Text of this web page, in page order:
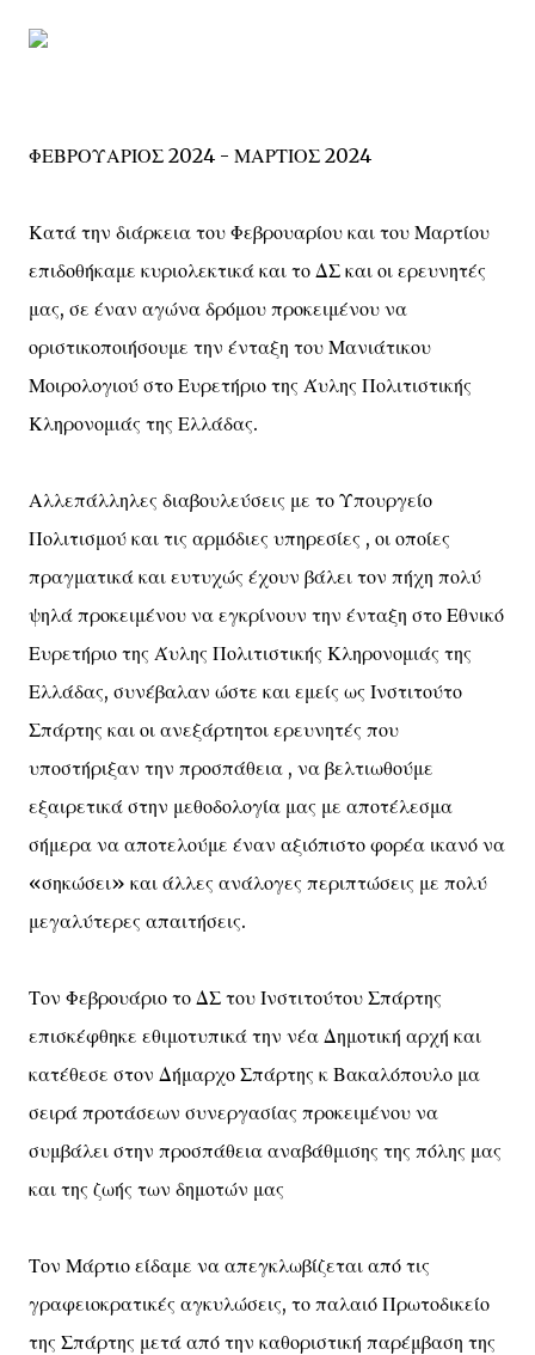
ΦΕΒΡΟΥΑΡΙΟΣ 2024 - ΜΑΡΤΙΟΣ 2024
Κατά την διάρκεια του Φεβρουαρίου και του Μαρτίου
επιδοθήκαμε κυριολεκτικά και το ΔΣ και οι ερευνητές
μας, σε έναν αγώνα δρόμου προκειμένου να
οριστικοποιήσουμε την ένταξη του Μανιάτικου
Μοιρολογιού στο Ευρετήριο της Άυλης Πολιτιστικής
Κληρονομιάς της Ελλάδας.
Αλλεπάλληλες διαβουλεύσεις με το Υπουργείο
Πολιτισμού και τις αρμόδιες υπηρεσίες , οι οποίες
πραγματικά και ευτυχώς έχουν βάλει τον πήχη πολύ
ψηλά προκειμένου να εγκρίνουν την ένταξη στο Εθνικό
Ευρετήριο της Άυλης Πολιτιστικής Κληρονομιάς της
Ελλάδας, συνέβαλαν ώστε και εμείς ως Ινστιτούτο
Σπάρτης και οι ανεξάρτητοι ερευνητές που
υποστήριξαν την προσπάθεια , να βελτιωθούμε
εξαιρετικά στην μεθοδολογία μας με αποτέλεσμα
σήμερα να αποτελούμε έναν αξιόπιστο φορέα ικανό να
«σηκώσει» και άλλες ανάλογες περιπτώσεις με πολύ
μεγαλύτερες απαιτήσεις.
Τον Φεβρουάριο το ΔΣ του Ινστιτούτου Σπάρτης
επισκέφθηκε εθιμοτυπικά την νέα Δημοτική αρχή και
κατέθεσε στον Δήμαρχο Σπάρτης κ Βακαλόπουλο μα
σειρά προτάσεων συνεργασίας προκειμένου να
συμβάλει στην προσπάθεια αναβάθμισης της πόλης μας
και της ζωής των δημοτών μας
Τον Μάρτιο είδαμε να απεγκλωβίζεται από τις
γραφειοκρατικές αγκυλώσεις, το παλαιό Πρωτοδικείο
της Σπάρτης μετά από την καθοριστική παρέμβαση της